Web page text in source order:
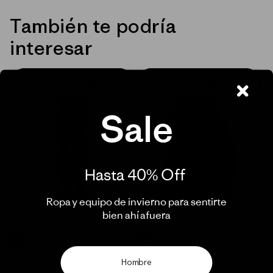
También te podría
interesar
AMARILLO_(TNGO) NEGRO_(BLK)
XS-
Sale
Hasta 40% Off ​
Ropa y equipo de invierno para sentirte
bien ahí afuera​
Hombre